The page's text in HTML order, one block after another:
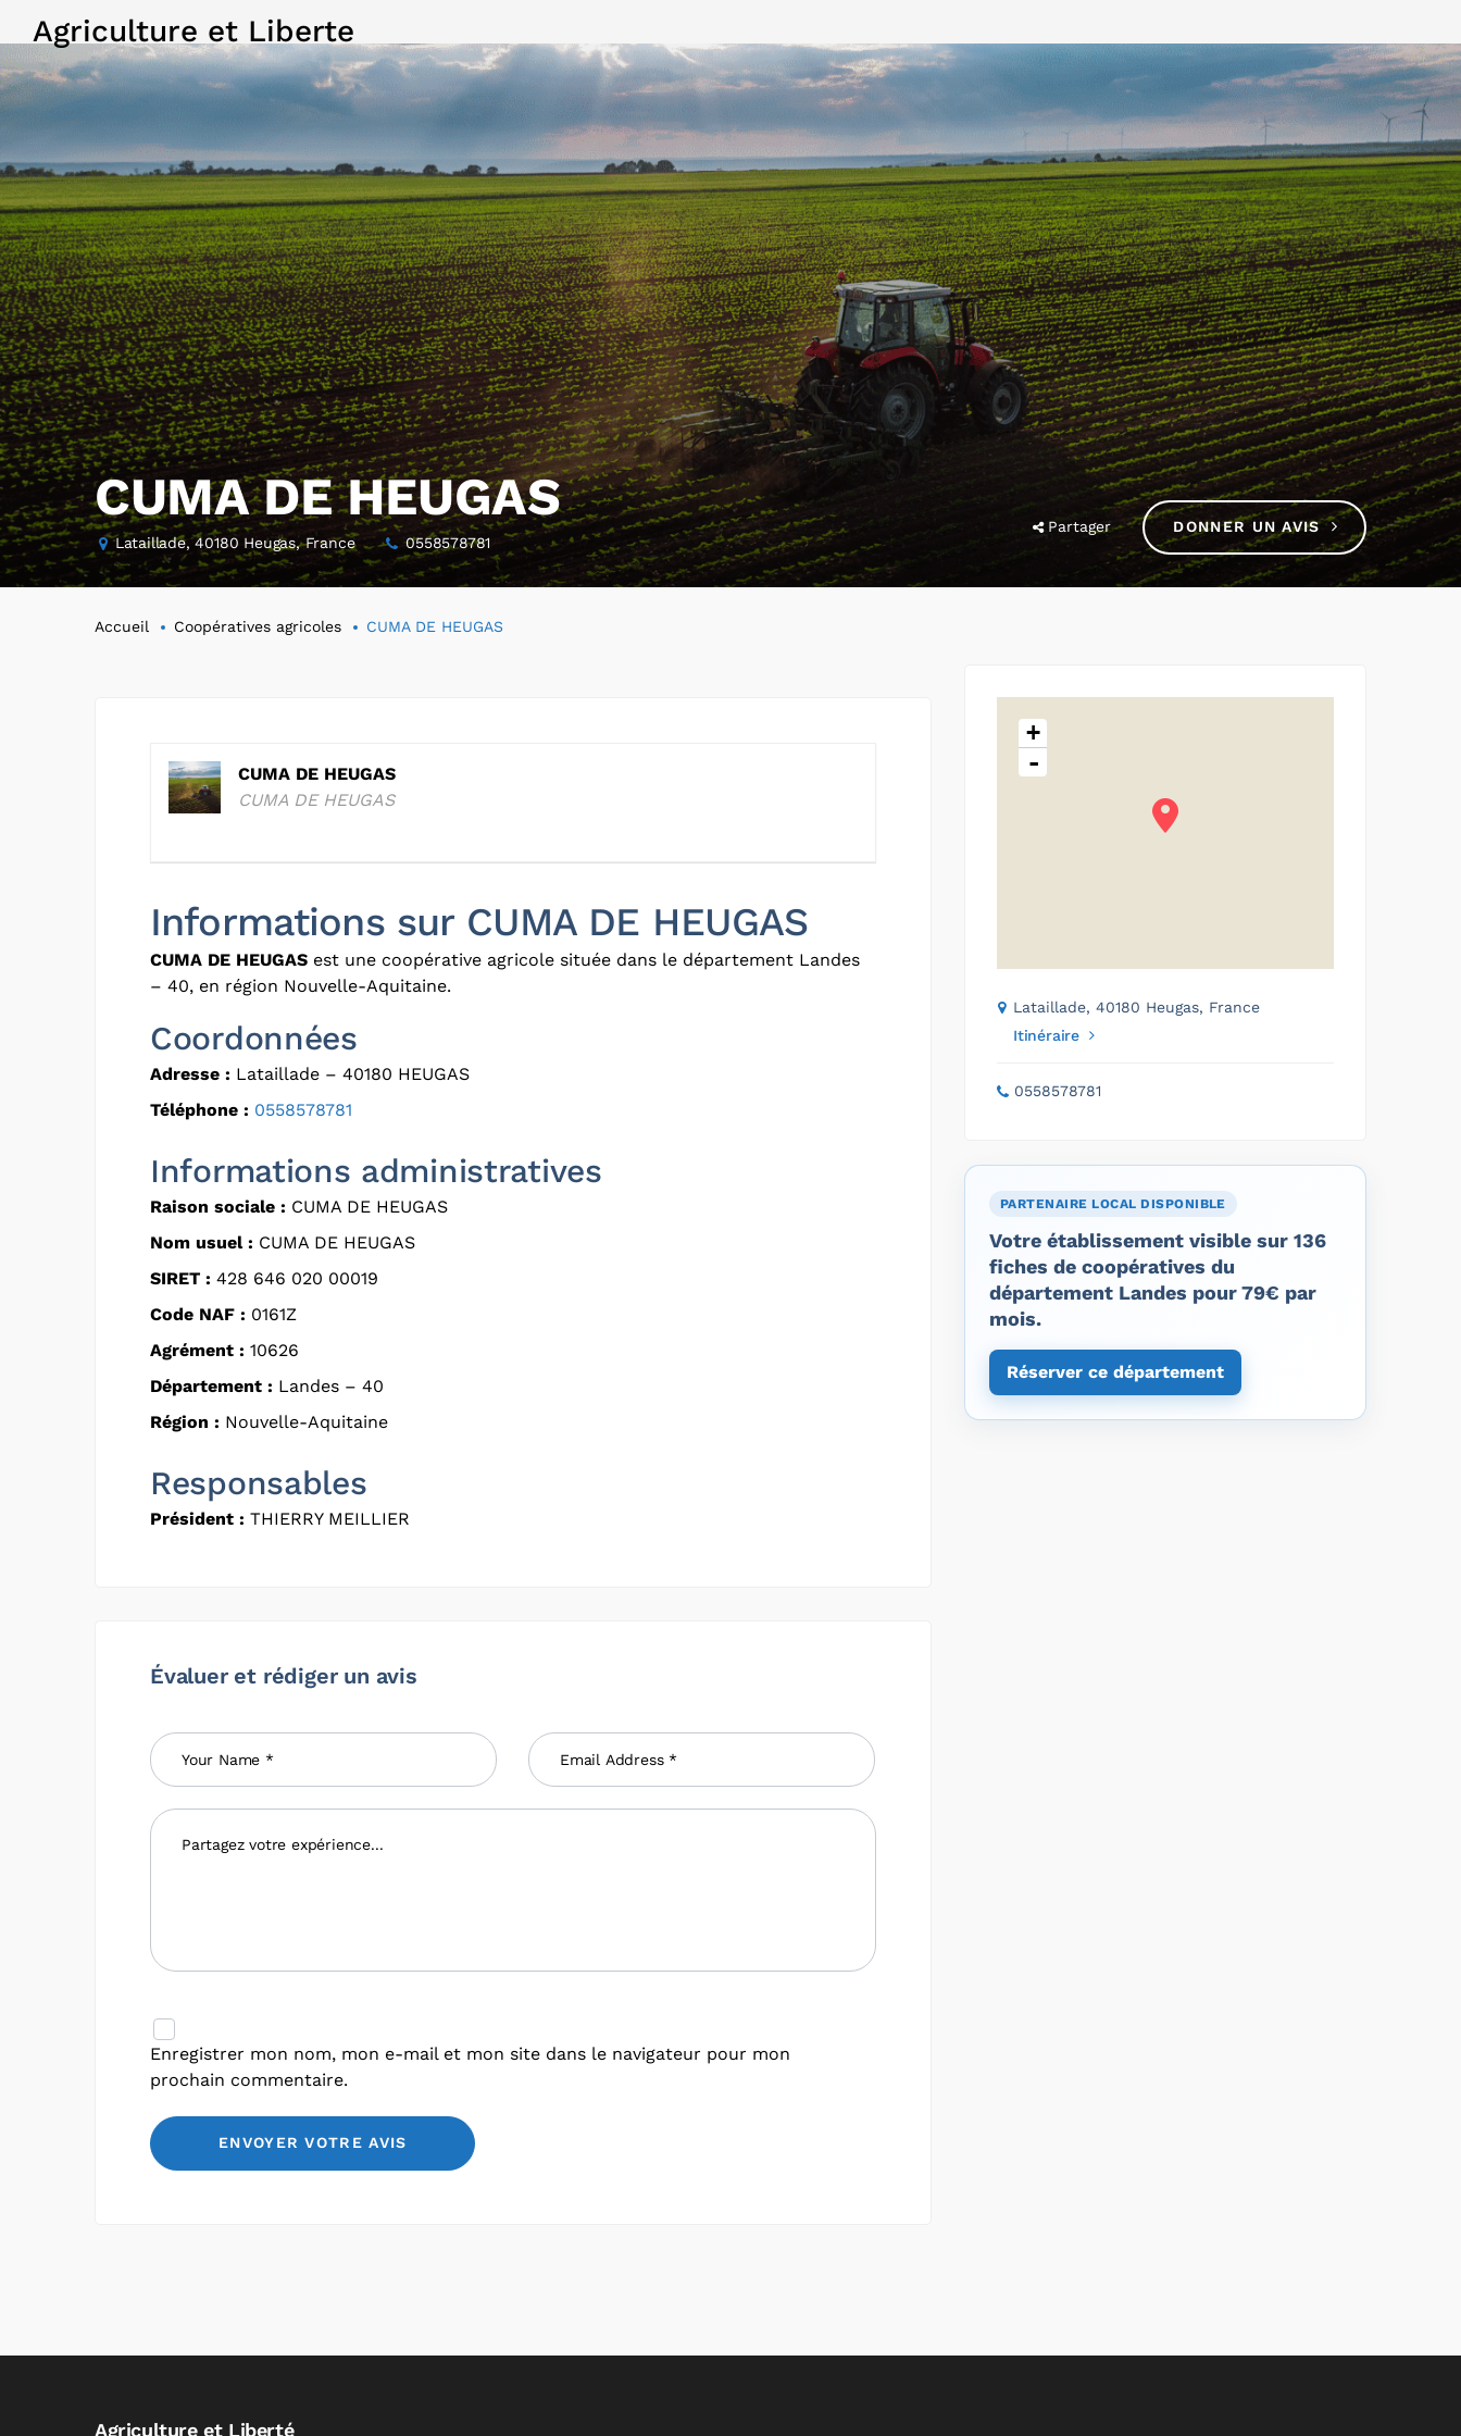
Agriculture et Liberte
CUMA DE HEUGAS
Lataillade, 40180 Heugas, France 0558578781
Partager DONNER UN AVIS
Accueil Coopératives agricoles CUMA DE HEUGAS
CUMA DE HEUGAS
CUMA DE HEUGAS
Informations sur CUMA DE HEUGAS
CUMA DE HEUGAS est une coopérative agricole située dans le département Landes
– 40, en région Nouvelle-Aquitaine.
Coordonnées
Adresse : Lataillade – 40180 HEUGAS
Téléphone : 0558578781
Informations administratives
Raison sociale : CUMA DE HEUGAS
Nom usuel : CUMA DE HEUGAS
SIRET : 428 646 020 00019
Code NAF : 0161Z
Agrément : 10626
Département : Landes – 40
Région : Nouvelle-Aquitaine
Responsables
Président : THIERRY MEILLIER
Évaluer et rédiger un avis
Enregistrer mon nom, mon e-mail et mon site dans le navigateur pour mon
prochain commentaire.
+
-
Lataillade, 40180 Heugas, France
Itinéraire
0558578781
PARTENAIRE LOCAL DISPONIBLE
Votre établissement visible sur 136
fiches de coopératives du
département Landes pour 79€ par
mois.
Réserver ce département
Agriculture et Liberté